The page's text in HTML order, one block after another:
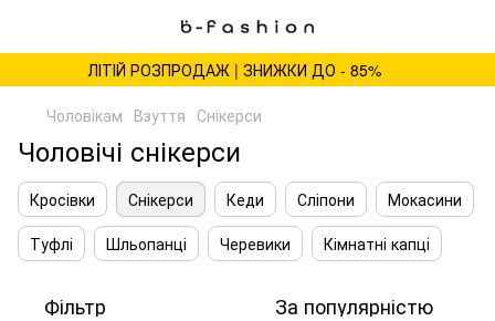
ЛІТІЙ РОЗПРОДАЖ | ЗНИЖКИ ДО - 85%
Чоловікам Взуття Снікерси
Чоловічі снікерси
Кросівки Снікерси Кеди Сліпони
Мокасини
Туфлі
Шльопанці Черевики Кімнатні капці
Фільтр За популярністю